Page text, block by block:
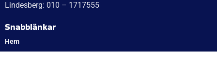
Lindesberg: 010 – 1717555
Snabblänkar
Hem